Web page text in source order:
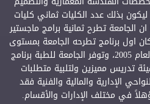
بذلك عدد الكليات ثماني كليات
كما ان الجامعة تطرح ثمانية برامج ماجستير
اول برنامج تطرحه الجامعة بمستوى
الدراسات العليا وكان ذلك في العام 2005، وتوفر الجامعة للطبة برنامج
تدريس مميزين ولتلبية متطلبات
الإدارية والمالية والفنية فقد
في مختلف الإدارات والأقسام.